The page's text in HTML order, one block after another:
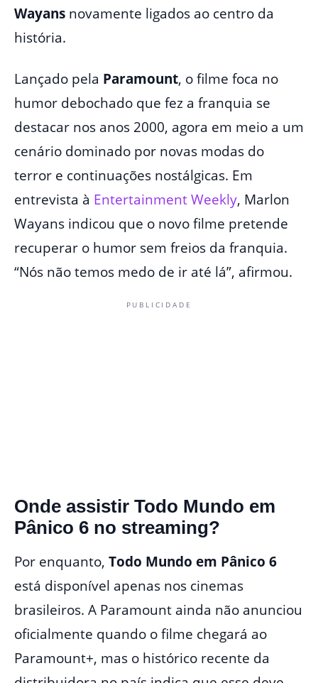
Wayans novamente ligados ao centro da
história.
Lançado pela Paramount, o filme foca no
humor debochado que fez a franquia se
destacar nos anos 2000, agora em meio a um
cenário dominado por novas modas do
terror e continuações nostálgicas. Em
entrevista à Entertainment Weekly, Marlon
Wayans indicou que o novo filme pretende
recuperar o humor sem freios da franquia.
“Nós não temos medo de ir até lá”, afirmou.
PUBLICIDADE
Onde assistir Todo Mundo em
Pânico 6 no streaming?
Por enquanto, Todo Mundo em Pânico 6
está disponível apenas nos cinemas
brasileiros. A Paramount ainda não anunciou
oficialmente quando o filme chegará ao
Paramount+, mas o histórico recente da